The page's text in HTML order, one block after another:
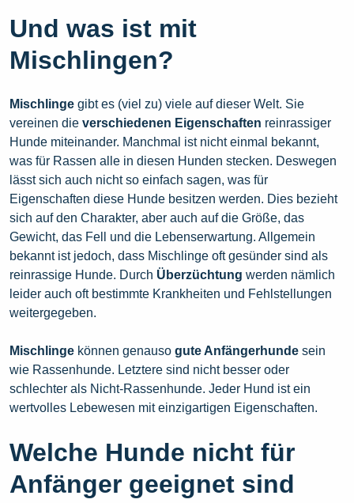
Und was ist mit
Mischlingen?
Mischlinge gibt es (viel zu) viele auf dieser Welt. Sie
vereinen die verschiedenen Eigenschaften reinrassiger
Hunde miteinander. Manchmal ist nicht einmal bekannt,
was für Rassen alle in diesen Hunden stecken. Deswegen
lässt sich auch nicht so einfach sagen, was für
Eigenschaften diese Hunde besitzen werden. Dies bezieht
sich auf den Charakter, aber auch auf die Größe, das
Gewicht, das Fell und die Lebenserwartung. Allgemein
bekannt ist jedoch, dass Mischlinge oft gesünder sind als
reinrassige Hunde. Durch Überzüchtung werden nämlich
leider auch oft bestimmte Krankheiten und Fehlstellungen
weitergegeben.
Mischlinge können genauso gute Anfängerhunde sein
wie Rassenhunde. Letztere sind nicht besser oder
schlechter als Nicht-Rassenhunde. Jeder Hund ist ein
wertvolles Lebewesen mit einzigartigen Eigenschaften.
Welche Hunde nicht für
Anfänger geeignet sind